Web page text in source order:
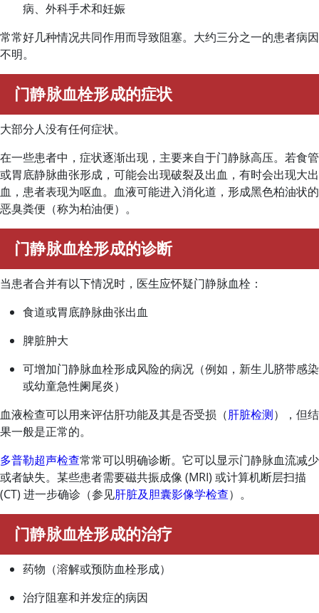
病、外科手术和妊娠
常常好几种情况共同作用而导致阻塞。大约三分之一的患者病因
不明。
门静脉血栓形成的症状
大部分人没有任何症状。
在一些患者中，症状逐渐出现，主要来自于门静脉高压。若食管
或胃底静脉曲张形成，可能会出现破裂及出血，有时会出现大出
血，患者表现为呕血。血液可能进入消化道，形成黑色柏油状的
恶臭粪便（称为柏油便）。
门静脉血栓形成的诊断
当患者合并有以下情况时，医生应怀疑门静脉血栓：
食道或胃底静脉曲张出血
脾脏肿大
可增加门静脉血栓形成风险的病况（例如，新生儿脐带感染
或幼童急性阑尾炎）
血液检查可以用来评估肝功能及其是否受损（肝脏检测），但结
果一般是正常的。
多普勒超声检查常常可以明确诊断。它可以显示门静脉血流减少
或者缺失。某些患者需要磁共振成像 (MRI) 或计算机断层扫描
(CT) 进一步确诊（参见肝脏及胆囊影像学检查）。
门静脉血栓形成的治疗
药物（溶解或预防血栓形成）
治疗阻塞和并发症的病因